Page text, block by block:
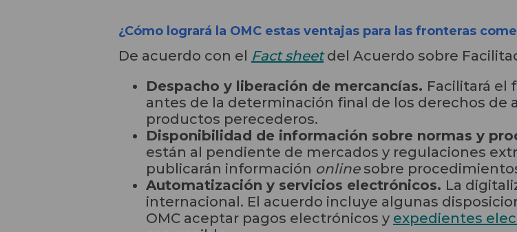
¿Cómo logrará la OMC estas ventajas para las fronteras
De acuerdo con el Fact sheetdel Acuerdo sobre
Despacho y liberación de mercancías. Facilitará el
antes de la determinación final de los derechos de
productos perecederos.
Disponibilidad de información sobre normas y
están al pendiente de mercados y regulaciones
publicarán información onlinesobre
Automatización y servicios electrónicos. La
internacional. El acuerdo incluye algunas
OMC aceptar pagos electrónicos y expedientes